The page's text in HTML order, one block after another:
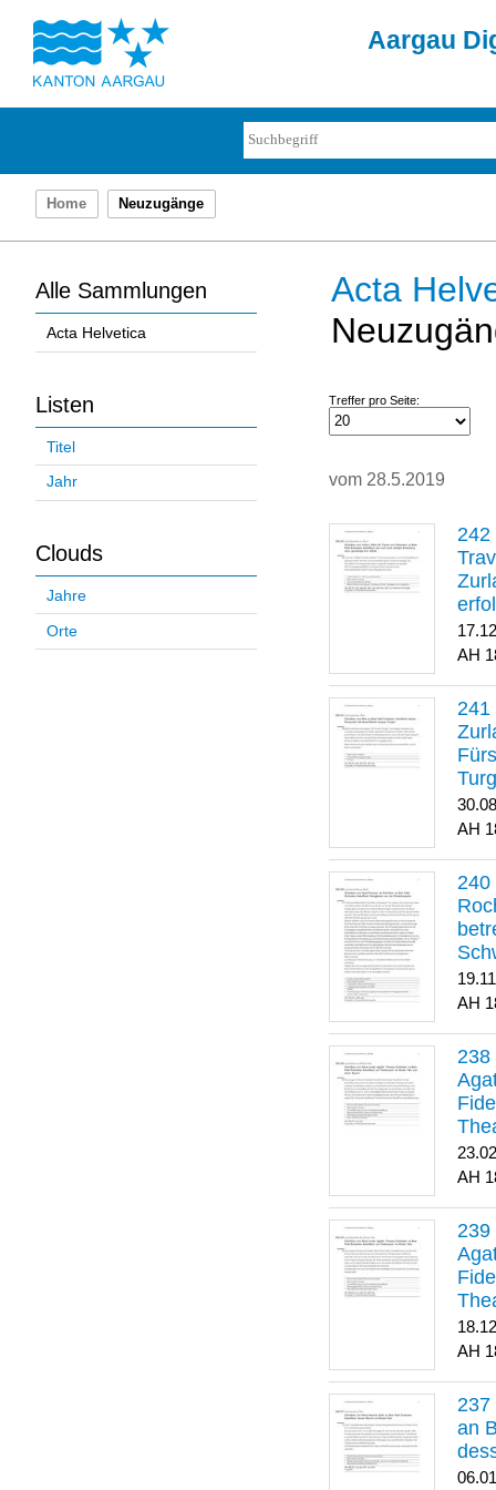
Aargau
Home Neuzugänge
Alle Sammlungen
Acta Helvetica
Listen
Titel
Jahr
Clouds
Jahre
Orte
Acta
Treffer pro Seite:
vom 28.5.2019
an